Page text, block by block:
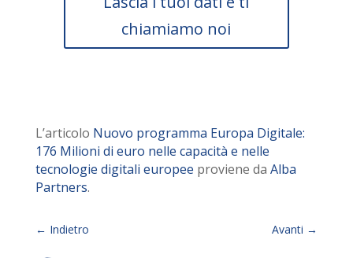
chiamiamo noi
L’articolo Nuovo programma Europa Digitale:
176 Milioni di euro nelle capacità e nelle
tecnologie digitali europee proviene da Alba
Partners.
← Indietro Avanti →